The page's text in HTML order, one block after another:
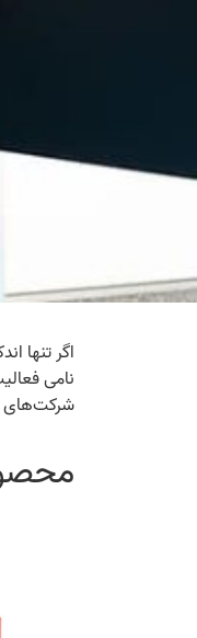
اگر تنها
شرکت‌های